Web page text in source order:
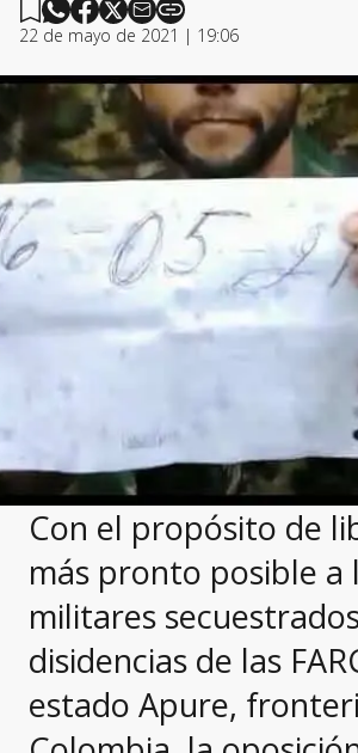
22 de mayo de 2021 | 19:06
Con el propósito de
más pronto posible a
militares
disidencias de las
estado Apure,